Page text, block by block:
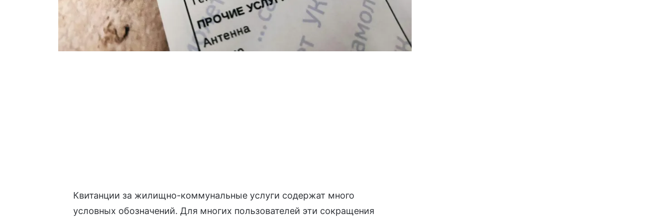
Квитанции за жилищно-коммунальные услуги содержат много
условных обозначений. Для многих пользователей эти сокращения